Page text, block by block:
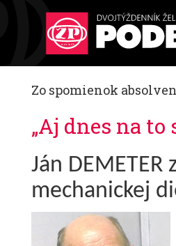
Zo spomienok
„Aj dnes na
Ján
mechanickej